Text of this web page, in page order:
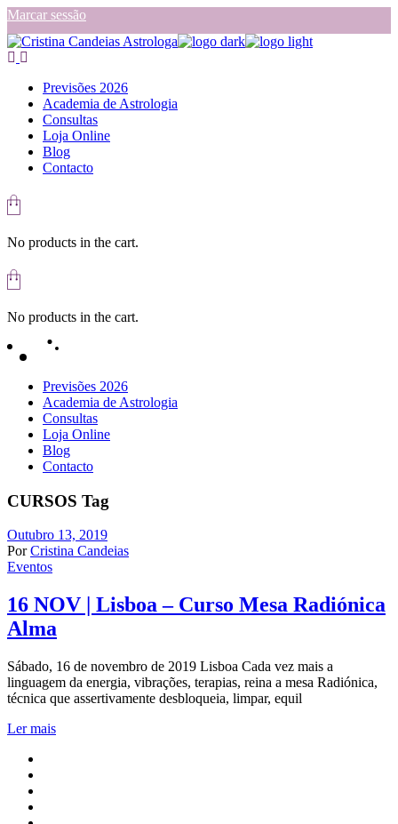
Skip
the
content
Marcar sessão
Previsões 2026
Academia de Astrologia
Consultas
Loja Online
Blog
Contacto
No products in the cart.
No products in the cart.
Previsões 2026
Academia de Astrologia
Consultas
Loja Online
Blog
Contacto
CURSOS Tag
Outubro 13, 2019
Por Cristina Candeias
Eventos
16 NOV | Lisboa – Curso Mesa Radiónica
Alma
Sábado, 16 de novembro de 2019 Lisboa Cada vez mais a
linguagem da energia, vibrações, terapias, reina a mesa Radiónica,
técnica que assertivamente desbloqueia, limpar, equil
Ler mais